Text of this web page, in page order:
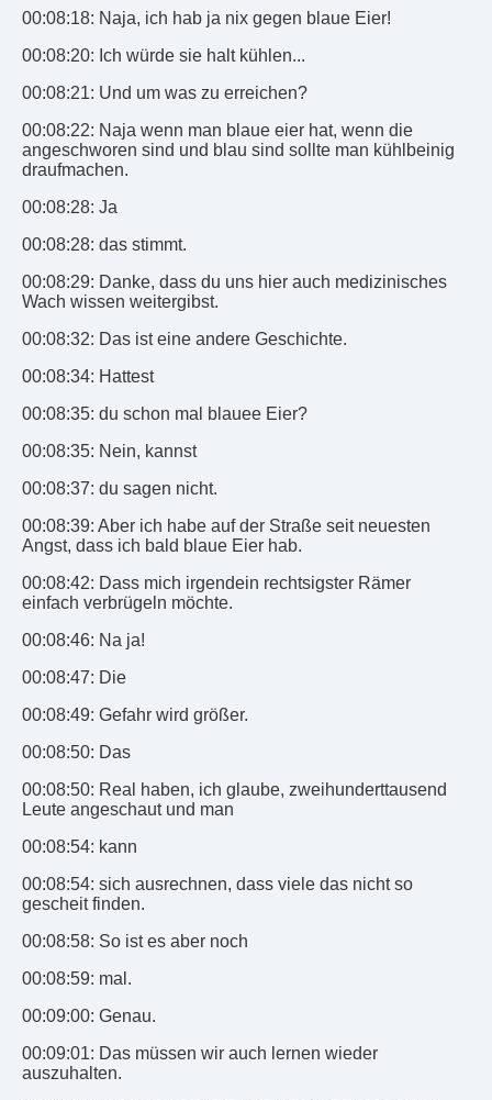
00:08:18: Naja, ich hab ja nix gegen blaue Eier!
00:08:20: Ich würde sie halt kühlen...
00:08:21: Und um was zu erreichen?
00:08:22: Naja wenn man blaue eier hat, wenn die
angeschworen sind und blau sind sollte man kühlbeinig
draufmachen.
00:08:28: Ja
00:08:28: das stimmt.
00:08:29: Danke, dass du uns hier auch medizinisches
Wach wissen weitergibst.
00:08:32: Das ist eine andere Geschichte.
00:08:34: Hattest
00:08:35: du schon mal blauee Eier?
00:08:35: Nein, kannst
00:08:37: du sagen nicht.
00:08:39: Aber ich habe auf der Straße seit neuesten
Angst, dass ich bald blaue Eier hab.
00:08:42: Dass mich irgendein rechtsigster Rämer
einfach verbrügeln möchte.
00:08:46: Na ja!
00:08:47: Die
00:08:49: Gefahr wird größer.
00:08:50: Das
00:08:50: Real haben, ich glaube, zweihunderttausend
Leute angeschaut und man
00:08:54: kann
00:08:54: sich ausrechnen, dass viele das nicht so
gescheit finden.
00:08:58: So ist es aber noch
00:08:59: mal.
00:09:00: Genau.
00:09:01: Das müssen wir auch lernen wieder
auszuhalten.